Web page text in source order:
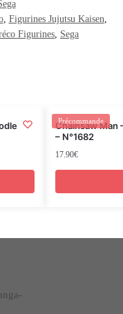
, Figurines Jujutsu Kaisen
Figurines Sega
Précommande
Chainsaw Man
– N°1682
17.90€